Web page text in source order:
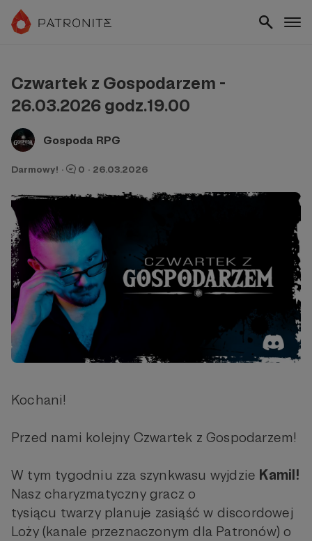
Czwartek z Gospodarzem -
26.03.2026 godz.19.00
Gospoda RPG
Darmowy! · 0 · 26.03.2026
Kochani!
Przed nami kolejny Czwartek z Gospodarzem!
W tym tygodniu zza szynkwasu wyjdzie Kamil!
Nasz charyzmatyczny gracz o
tysiącu twarzy planuje zasiąść w discordowej
Loży (kanale przeznaczonym dla Patronów) o